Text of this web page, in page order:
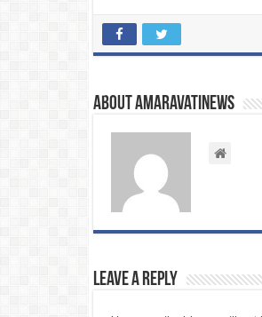
About amaravatinews
Leave a Reply